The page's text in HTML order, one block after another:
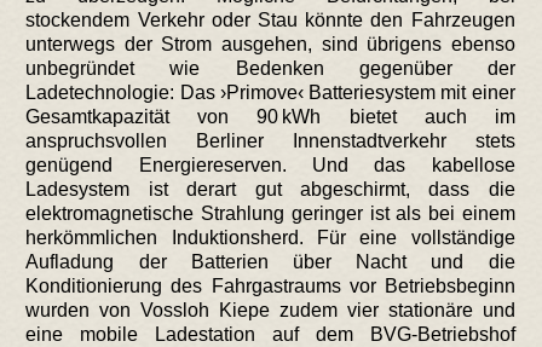
stockendem Verkehr oder Stau könnte den Fahrzeugen
unterwegs der Strom ausgehen, sind übrigens ebenso
unbegründet wie Bedenken gegenüber der
Ladetechnologie: Das ›Primove‹ Batteriesystem mit einer
Gesamtkapazität von 90 kWh bietet auch im
anspruchsvollen Berliner Innenstadtverkehr stets
genügend Energiereserven. Und das kabellose
Ladesystem ist derart gut abgeschirmt, dass die
elektromagnetische Strahlung geringer ist als bei einem
herkömmlichen Induktionsherd. Für eine vollständige
Aufladung der Batterien über Nacht und die
Konditionierung des Fahrgastraums vor Betriebsbeginn
wurden von Vossloh Kiepe zudem vier stationäre und
eine mobile Ladestation auf dem BVG-Betriebshof